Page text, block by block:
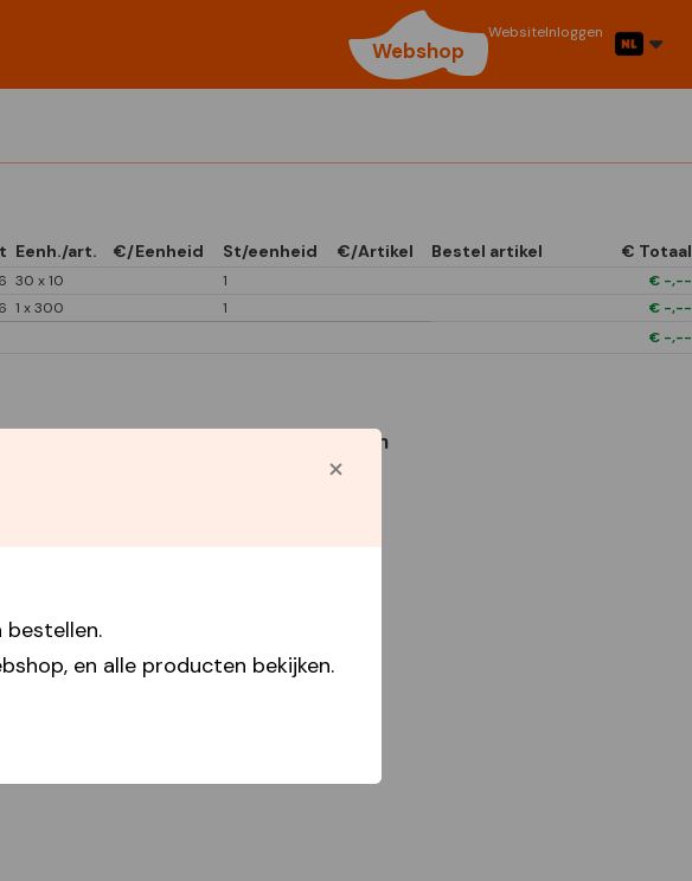
Webshop
WebsiteInloggen
en alle producten bekijken.
Eenh./art. €/Eenheid St/eenheid €/Artikel Bestel artikel € Totaal
30 x 10 1 € -,--
1 x 300 1 € -,--
€ -,--
Gebruikte symbolen